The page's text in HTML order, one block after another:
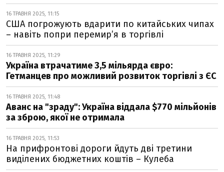
16 ТРАВНЯ 2025, 11:15
США погрожують вдарити по китайських чипах
– навіть попри перемир’я в торгівлі
16 ТРАВНЯ 2025, 11:29
Україна втрачатиме 3,5 мільярда євро:
Гетманцев про можливий розвиток торгівлі з ЄС
16 ТРАВНЯ 2025, 11:48
Аванс на "зраду": Україна віддала $770 мільйонів
за зброю, якої не отримала
16 ТРАВНЯ 2025, 11:53
На прифронтові дороги йдуть дві третини
виділених бюджетних коштів – Кулеба